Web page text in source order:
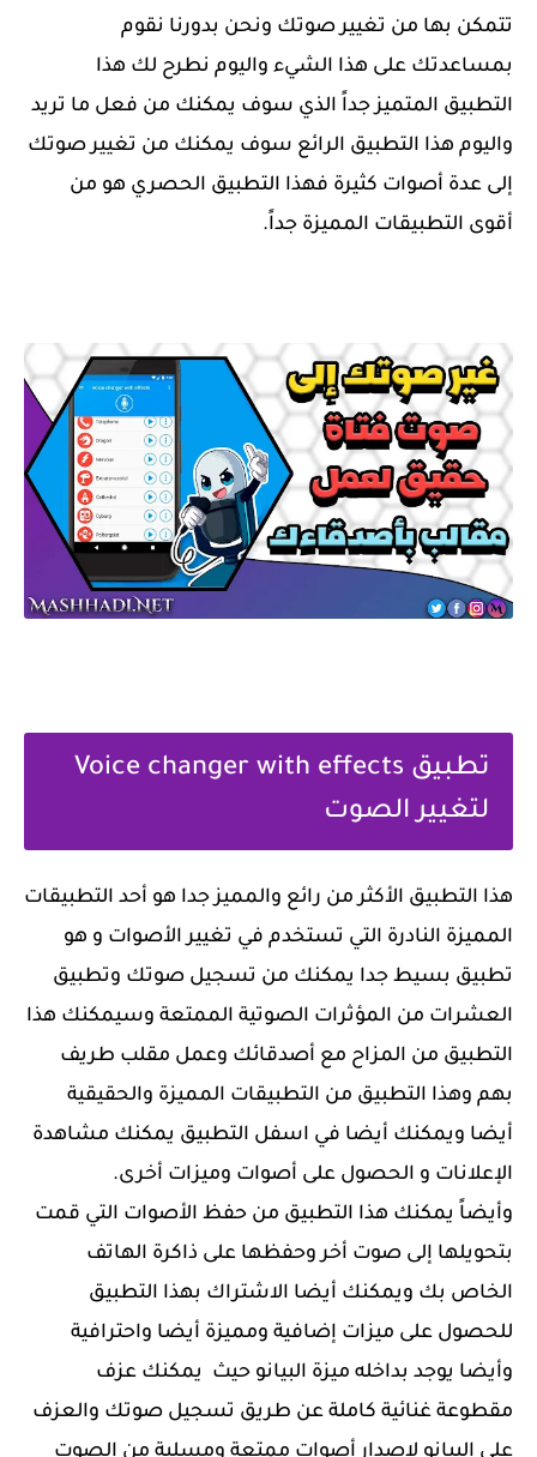
تتمكن بها من تغيير صوتك ونحن بدورنا نقوم
بمساعدتك على هذا الشيء واليوم نطرح لك هذا
التطبيق المتميز جداً الذي سوف يمكنك من فعل ما تريد
واليوم هذا التطبيق الرائع سوف يمكنك من تغيير صوتك
إلى عدة أصوات كثيرة فهذا التطبيق الحصري هو من
أقوى التطبيقات المميزة جداً.
تطبيق Voice changer with effects
لتغيير الصوت
هذا التطبيق الأكثر من رائع والمميز جدا هو أحد التطبيقات
المميزة النادرة التي تستخدم في تغيير الأصوات و هو
تطبيق بسيط جدا يمكنك من تسجيل صوتك وتطبيق
العشرات من المؤثرات الصوتية الممتعة وسيمكنك هذا
التطبيق من المزاح مع أصدقائك وعمل مقلب طريف
بهم وهذا التطبيق من التطبيقات المميزة والحقيقية
أيضا ويمكنك أيضا في اسفل التطبيق يمكنك مشاهدة
الإعلانات و الحصول على أصوات وميزات أخرى.
وأيضاً يمكنك هذا التطبيق من حفظ الأصوات التي قمت
بتحويلها إلى صوت أخر وحفظها على ذاكرة الهاتف
الخاص بك ويمكنك أيضا الاشتراك بهذا التطبيق
للحصول على ميزات إضافية ومميزة أيضا واحترافية
وأيضا يوجد بداخله ميزة البيانو حيث يمكنك عزف
مقطوعة غنائية كاملة عن طريق تسجيل صوتك والعزف
على البيانو لإصدار أصوات ممتعة ومسلية من الصوت